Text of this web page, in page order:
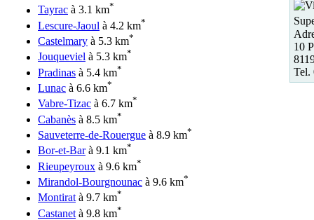
Tayrac à 3.1 km*
Lescure-Jaoul à 4.2 km*
Castelmary à 5.3 km*
Jouqueviel à 5.3 km*
Pradinas à 5.4 km*
Lunac à 6.6 km*
Vabre-Tizac à 6.7 km*
Cabanès à 8.5 km*
Sauveterre-de-Rouergue à 8.9 km*
Bor-et-Barà 9.1 km*
Rieupeyroux à 9.6 km*
Mirandol-Bourgnounac à 9.6 km*
Montiratà 9.7 km*
Castanet à 9.8 km*
10
Tel.